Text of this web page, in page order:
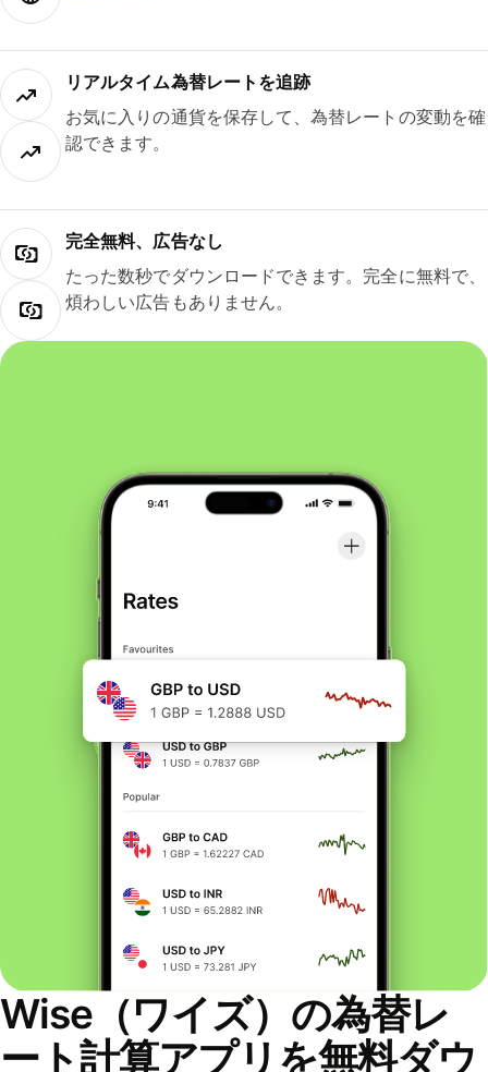
リアルタイム為替レートを追跡
お気に入りの通貨を保存して、為替レートの変動を確
認できます。
完全無料、広告なし
たった数秒でダウンロードできます。完全に無料で、
煩わしい広告もありません。
Wise（ワイズ）の為替レ
ート計算アプリを無料ダウ